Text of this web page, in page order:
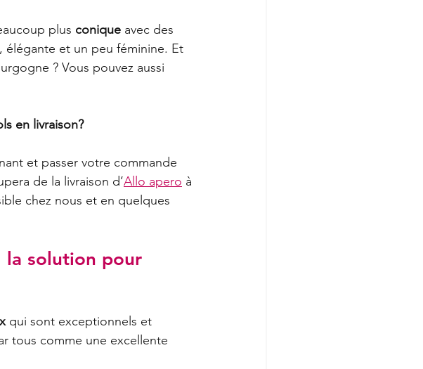
plus conique avec des
élégante et un peu féminine. Et
? Vous pouvez aussi
en livraison?
et passer votre commande
de la livraison d’Allo apero à
chez nous et en quelques
la solution pour
qui sont exceptionnels et
tous comme une excellente